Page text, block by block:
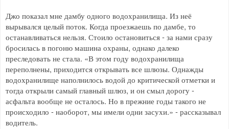
Джо показал мне дамбу одного водохранилища. Из неё
вырывался целый поток. Когда проезжаешь по дамбе, то
останавливаться нельзя. Стоило остановиться - за нами сразу
бросилась в погоню машина охраны, однако далеко
преследовать не стала. «В этом году водохранилища
переполнены, приходится открывать все шлюзы. Однажды
водохранилище наполнилось водой до критической отметки и
тогда открыли самый главный шлюз, и он смыл дорогу -
асфальта вообще не осталось. Но в прежние годы такого не
происходило - наоборот, мы имели одни засухи.» - рассказывал
водитель.